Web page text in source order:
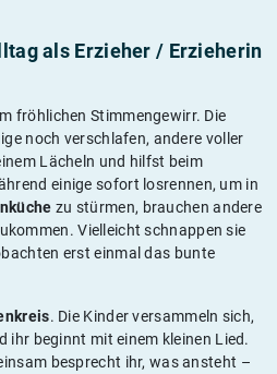
als Erzieher / Erzieherin
fröhlichen Stimmengewirr. Die
noch verschlafen, andere voller
Lächeln und hilfst beim
einige sofort losrennen, um in
zu stürmen, brauchen andere
Vielleicht schnappen sie
erst einmal das bunte
. Die Kinder versammeln sich,
ihr beginnt mit einem kleinen Lied.
besprecht ihr, was ansteht –